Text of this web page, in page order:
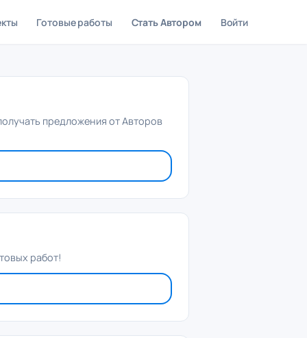
Готовые работы Стать Автором Войти
предложения от Авторов
работ!